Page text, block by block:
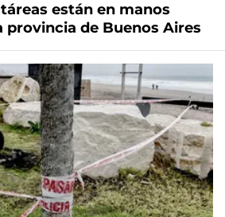
están en manos
provincia de Buenos Aires